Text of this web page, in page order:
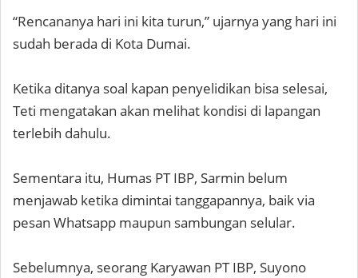
“Rencananya hari ini kita turun,” ujarnya yang hari ini
sudah berada di Kota Dumai.
Ketika ditanya soal kapan penyelidikan bisa selesai,
Teti mengatakan akan melihat kondisi di lapangan
terlebih dahulu.
Sementara itu, Humas PT IBP, Sarmin belum
menjawab ketika dimintai tanggapannya, baik via
pesan Whatsapp maupun sambungan selular.
Sebelumnya, seorang Karyawan PT IBP, Suyono